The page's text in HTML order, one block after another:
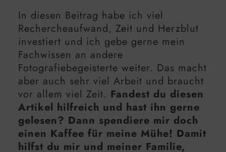
In diesen Beitrag habe ich viel
Rechercheaufwand, Zeit und Herzblut
investiert und ich gebe gerne mein
Fachwissen an andere
Fotografiebegeisterte weiter. Das macht
aber auch sehr viel Arbeit und braucht
vor allem viel Zeit. Fandest du diesen
Artikel hilfreich und hast ihn gerne
gelesen? Dann spendiere mir doch
einen Kaffee für meine Mühe! Damit
hilfst du mir und meiner Familie,